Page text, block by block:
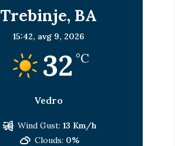
Trebinje, BA
15:42, avg 9, 2026
32 °C
Vedro
Wind Gust: 13 Km/h
Clouds: 0%